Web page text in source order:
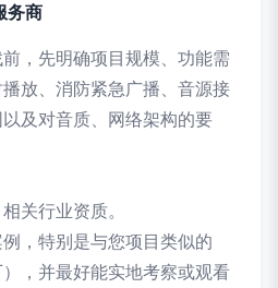
务商
前，先明确项目规模、功能需
放、消防紧急广播、音源接
及对音质、网络架构的要
关行业资质。
，特别是与您项目类似的
），并最好能实地考察或观看